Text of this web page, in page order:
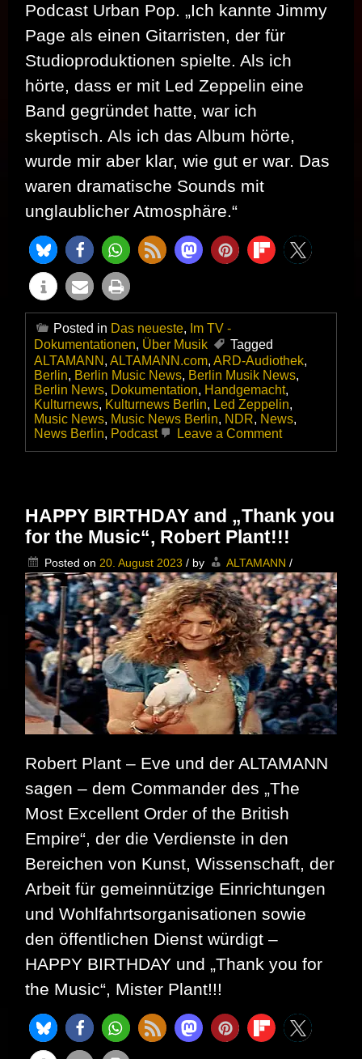
Podcast Urban Pop. „Ich kannte Jimmy
Page als einen Gitarristen, der für
Studioproduktionen spielte. Als ich
hörte, dass er mit Led Zeppelin eine
Band gegründet hatte, war ich
skeptisch. Als ich das Album hörte,
wurde mir aber klar, wie gut er war. Das
waren dramatische Sounds mit
unglaublicher Atmosphäre.“
Posted in Das neueste, Im TV -
Dokumentationen, Über Musik
Tagged
ALTAMANN , ALTAMANN.com, ARD-Audiothek,
Berlin, Berlin Music News, Berlin Musik News,
Berlin News, Dokumentation, Handgemacht,
Kulturnews, Kulturnews Berlin, Led Zeppelin,
Music News, Music News Berlin, NDR, News,
News Berlin, Podcast Leave a Commenton
ARD-
Audiothek
–
Zeppelin:
Künstlerische
Freiheit
ohne
Kompromisse
HAPPY BIRTHDAY and „Thank you
for the Music“, Robert Plant!!!
Posted on 20. August 2023 / by ALTAMANN /
Robert Plant – Eve und der ALTAMANN
sagen – dem Commander des „The
Most Excellent Order of the British
Empire“, der die Verdienste in den
Bereichen von Kunst, Wissenschaft, der
Arbeit für gemeinnützige Einrichtungen
und Wohlfahrtsorganisationen sowie
den öffentlichen Dienst würdigt –
HAPPY BIRTHDAY und „Thank you for
the Music“, Mister Plant!!!